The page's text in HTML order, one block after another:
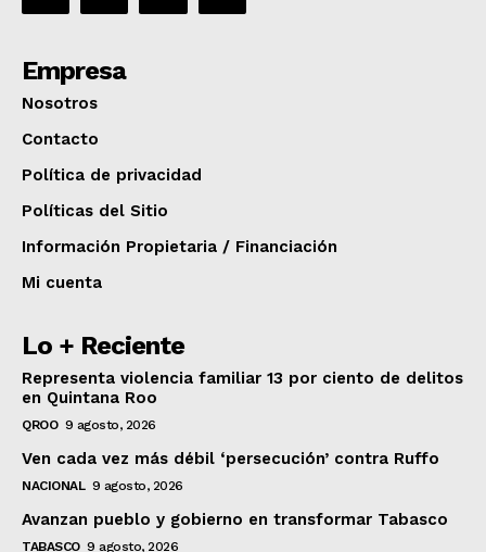
Empresa
Nosotros
Contacto
Política de privacidad
Políticas del Sitio
Información Propietaria / Financiación
Mi cuenta
Lo + Reciente
Representa violencia familiar 13 por ciento de delitos
en Quintana Roo
QROO 9 agosto, 2026
Ven cada vez más débil ‘persecución’ contra Ruffo
NACIONAL 9 agosto, 2026
Avanzan pueblo y gobierno en transformar Tabasco
TABASCO 9 agosto, 2026